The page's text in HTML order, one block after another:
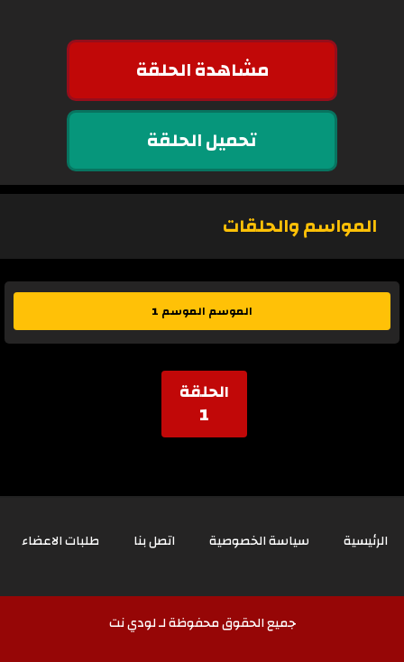
مشاهدة الحلقة
تحميل الحلقة
المواسم والحلقات
الموسم الموسم 1
الحلقة
1
الرئيسية سياسة الخصوصية اتصل بنا طلبات الاعضاء
جميع الحقوق محفوظة لـ لودي نت